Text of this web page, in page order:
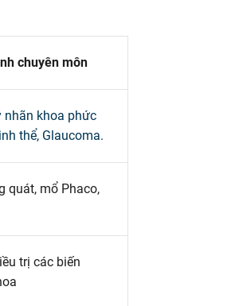
chuyên môn
nhãn khoa phức
thể, Glaucoma.
quát, mổ Phaco,
trị các biến